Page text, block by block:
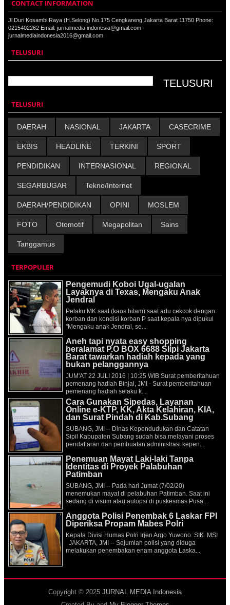
CONTACT INFORMATION
Jl.Duri Kosambi Raya (H.Selong) No.175 Cengkareng Jakarta Barat 11750 Phone:
0215402262 Email: jurnalmedia.indonesia@gmail.com
jurnalmediaindonesia2016@gmail.com
TELUSURI
TELUSURI
DAERAH NASIONAL JAKARTA CASECRIME
EKBIS HEADLINE TERKINI SPORT
PENDIDIKAN INTERNASIONAL REGIONAL
SEGARBUGAR Tekno/Internet
DAERAH/PENDIDIKAN OPINI MOSLEM
FOTO Otomotif Megapolitan Sains
Tanggamus
TERPOPULER
Pengemudi Koboi Ugal-ugalan
Layaknya di Texas, Mengaku Anak
Jendral
Pelaku MK saat (kaos hitam) saat adu cekcok dengan
korban dan kondisi korban P saat kepala nya dipukul
"Mengaku anak Jendral, se...
Aneh tapi nyata easy shopping
beralamat P.O BOX 6688 Slipi Jakarta
Barat tawarkan hadiah kepada yang
bukan pelanggannya
JUM'AT 22 JULI 2016 | 10:25 WIB Surat pemberitahuan
pemenang hadiah Binjai, JMI - Surat pemberitahuan
pemenang hadiah selaku k...
Cara Gunakan Sipedas, Layanan
Online e-KTP, KK, Akta Kelahiran, KIA,
dan Surat Pindah di Kab.Subang
SUBANG, JMI -- Dinas Kependudukan dan Catatan
Sipil Kabupaten Subang sudah bisa melayani proses
pendaftaran dan pembuatan administrasi kepen...
Penemuan Mayat Laki-laki Tanpa
Identitas di Proyek Palabuhan
Patimban
SUBANG, JMI -- Pada hari Jumat (7/02/20)
menemukan mayat di pelabuhan Patimban. Saat ini
sedang di visum atau autopsi di puskesmas Pusa...
Anggota Polisi Penembak 6 Laskar FPI
Diperiksa Propam Mabes Polri
Kepala Divisi Humas Polri Irjen Argo Yuwono. SIK. MSI
JAKARTA, JMI -- Sejumlah polisi yang diduga
melakukan penembakan enam anggota Laska...
Copyright © 2025 JURNAL MEDIA Indonesia